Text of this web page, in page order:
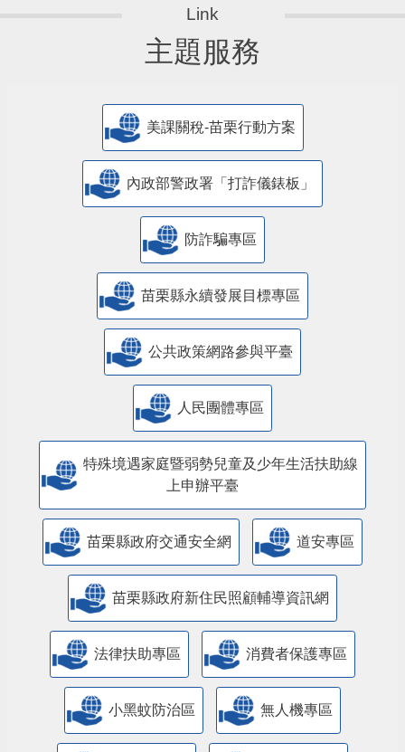
主題服務
美課關稅-苗栗行動方案
內政部警政署「打詐儀錶板」
防詐騙專區
苗栗縣永續發展目標專區
公共政策網路參與平臺
人民團體專區
特殊境遇家庭暨弱勢兒童及少年生活扶助線
上申辦平臺
苗栗縣政府交通安全網 道安專區
苗栗縣政府新住民照顧輔導資訊網
法律扶助專區 消費者保護專區
小黑蚊防治區 無人機專區